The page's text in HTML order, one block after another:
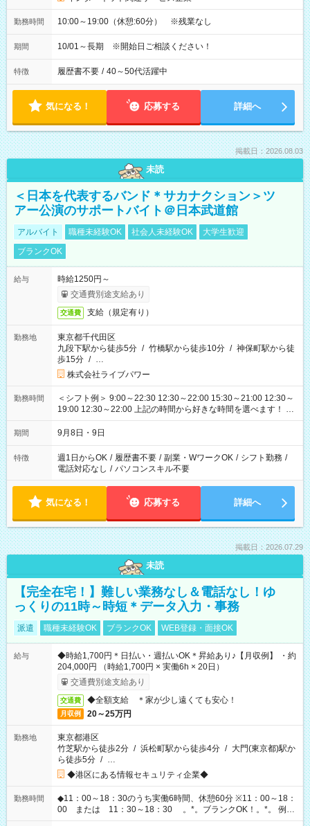
勤務時間 10:00～19:00（休憩:60分） ※残業なし
期間 10/01～長期 ※開始日ご相談ください！
特徴 履歴書不要 / 40～50代活躍中
気になる！ 応募する 詳細へ
掲載日：2026.08.03
未読
＜日本を代表するバンド＊サカナクション＞ツ
アー公演のサポートバイト＠日本武道館
アルバイト 職種未経験OK 社会人未経験OK
大学生歓迎
ブランクOK
給与
時給1250円～
交通費別途支給あり
交通費 支給（規定有り）
勤務地
東京都千代田区
九段下駅から徒歩5分 / 竹橋駅から徒歩10分 / 神保町駅から徒
歩15分 / …
株式会社ライブパワー
勤務時間
＜シフト例＞ 9:00～22:30 12:30～22:00 15:30～21:00 12:30～
19:00 12:30～22:00 上記の時間から好きな時間を選べます！ ※
時間は変更となる可能性があります
期間 9月8日・9日
特徴 週1日からOK / 履歴書不要 / 副業・WワークOK / シフト勤務 /
電話対応なし / パソコンスキル不要
気になる！ 応募する 詳細へ
掲載日：2026.07.29
未読
【完全在宅！】難しい業務なし＆電話なし！ゆ
っくりの11時～時短＊データ入力・事務
派遣 職種未経験OK ブランクOK WEB登録・面接OK
給与
◆時給1,700円＊日払い・週払いOK＊昇給あり♪【月収例】 ・約
204,000円 （時給1,700円 × 実働6h × 20日）
交通費別途支給あり
交通費 ◆全額支給 ＊家が少し遠くても安心！
月収例 20～25万円
勤務地
東京都港区
竹芝駅から徒歩2分 / 浜松町駅から徒歩4分 / 大門(東京都)駅か
ら徒歩5分 / …
◆港区にある情報セキュリティ企業◆
勤務時間
◆11：00～18：30のうち実働6時間、休憩60分 ※11：00～18：
00 または 11：30～18：30 。*。ブランクOK！。*。 例え
ば前職が、 在宅/財団法人/事務/コールセンター/受付/販売/カフェ